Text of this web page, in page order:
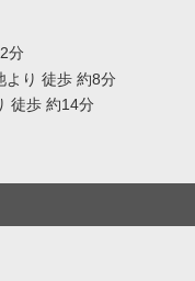
分
より 徒歩 約8分
徒歩 約14分